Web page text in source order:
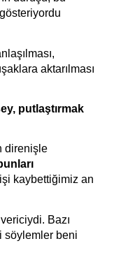
aktarılması
putlaştırmak
direnişle
kaybettiğimiz an
Bazı
söylemler beni